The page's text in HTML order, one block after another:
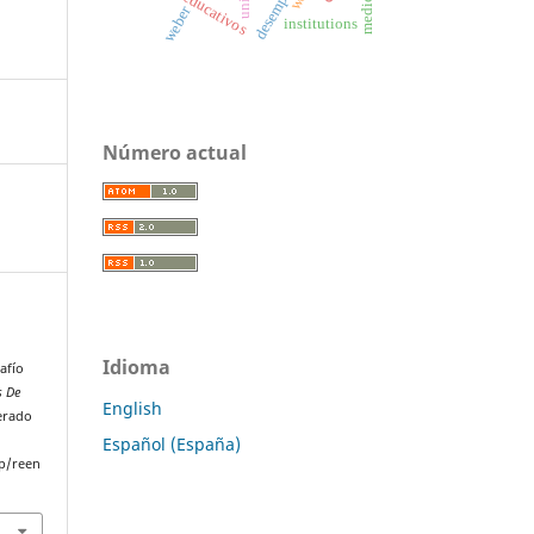
De
reen
weber institutions
Número actual
Idioma
English
Español (España)